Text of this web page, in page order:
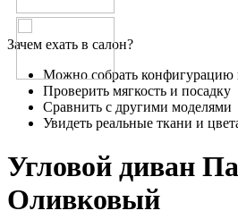
Зачем ехать в салон?
Можно собрать конфигурацию
Проверить мягкость и посадку
Сравнить с другими моделями
Увидеть реальные ткани и
Угловой диван
Оливковый